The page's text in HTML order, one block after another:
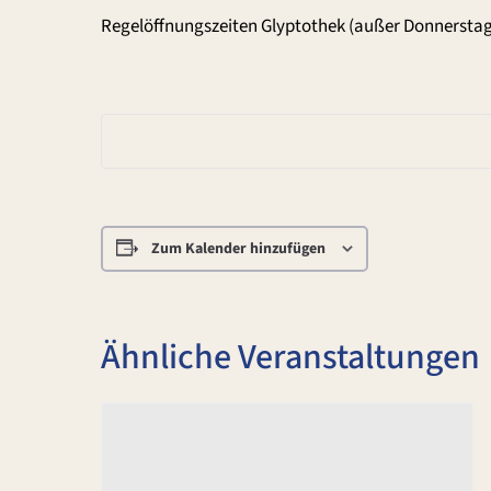
Regelöffnungszeiten Glyptothek (außer
Zum Kalender hinzufügen
Ähnliche Veranstaltungen